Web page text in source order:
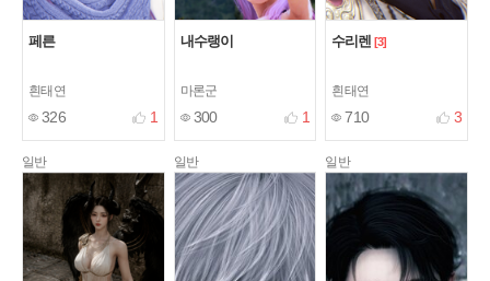
페른
흰태연
326 1
내수랭이
마론군
300 1
수리렌 [3]
흰태연
710 3
일반 일반 일반